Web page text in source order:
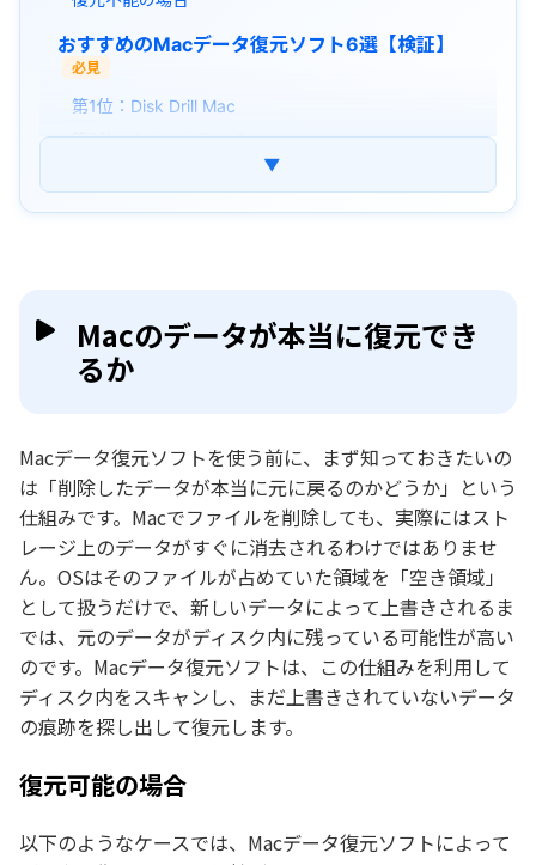
おすすめのMacデータ復元ソフト6選【検証】
必見
第1位：Disk Drill Mac
第2位：Ontrack EasyRecovery
第3位：Tenorshare 4DDiG Mac
Macデータ復旧ソフトの比較表一覧
Mac用の最適なデータ復元ソフトを選ぶ方法
よくある質問
まとめ
▼
Macのデータが本当に復元でき
るか
Macデータ復元ソフトを使う前に、まず知っておきたいの
は「削除したデータが本当に元に戻るのかどうか」という
仕組みです。Macでファイルを削除しても、実際にはスト
レージ上のデータがすぐに消去されるわけではありませ
ん。OSはそのファイルが占めていた領域を「空き領域」
として扱うだけで、新しいデータによって上書きされるま
では、元のデータがディスク内に残っている可能性が高い
のです。Macデータ復元ソフトは、この仕組みを利用して
ディスク内をスキャンし、まだ上書きされていないデータ
の痕跡を探し出して復元します。
復元可能の場合
以下のようなケースでは、Macデータ復元ソフトによって